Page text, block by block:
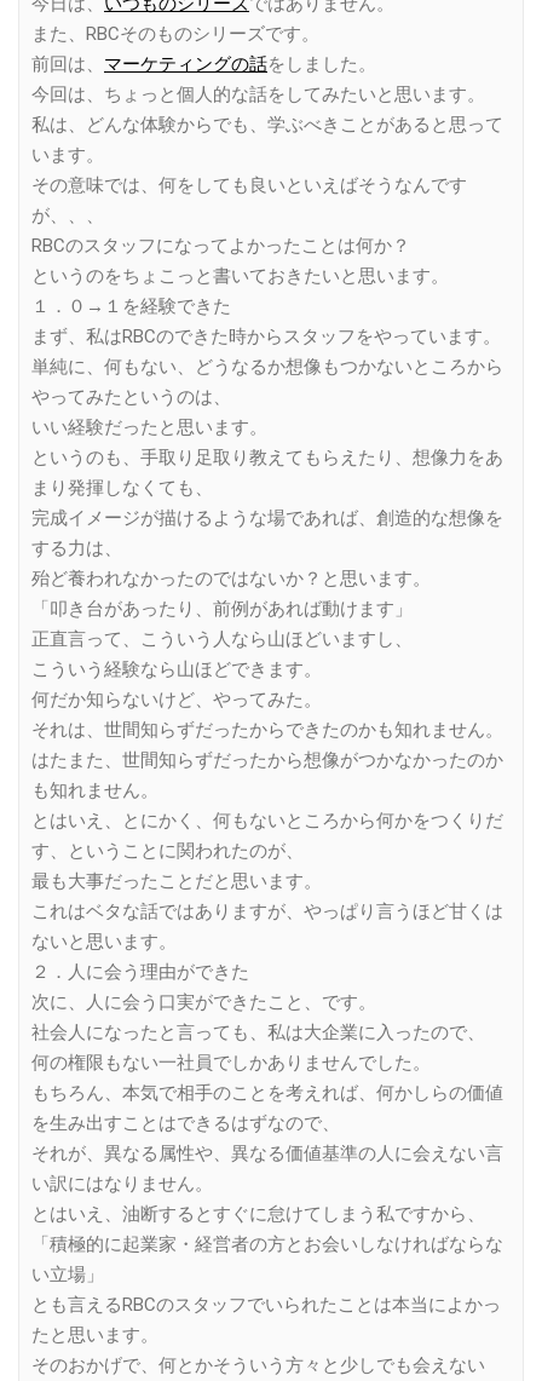
また、RBCそのものシリーズです。
前回は、 マーケティングの話をしました。
今回は、ちょっと個人的な話をしてみたいと思います。
私は、どんな体験からでも、学ぶべきことがあると思って
います。
その意味では、何をしても良いといえばそうなんです
が、、、
RBCのスタッフになってよかったことは何か？
というのをちょこっと書いておきたいと思います。
１．０→１を経験できた
まず、私はRBCのできた時からスタッフをやっています。
単純に、何もない、どうなるか想像もつかないところから
やってみたというのは、
いい経験だったと思います。
というのも、手取り足取り教えてもらえたり、想像力をあ
まり発揮しなくても、
完成イメージが描けるような場であれば、創造的な想像を
する力は、
殆ど養われなかったのではないか？と思います。
「叩き台があったり、前例があれば動けます」
正直言って、こういう人なら山ほどいますし、
こういう経験なら山ほどできます。
何だか知らないけど、やってみた。
それは、世間知らずだったからできたのかも知れません。
はたまた、世間知らずだったから想像がつかなかったのか
も知れません。
とはいえ、とにかく、何もないところから何かをつくりだ
す、ということに関われたのが、
最も大事だったことだと思います。
これはベタな話ではありますが、やっぱり言うほど甘くは
ないと思います。
２．人に会う理由ができた
次に、人に会う口実ができたこと、です。
社会人になったと言っても、私は大企業に入ったので、
何の権限もない一社員でしかありませんでした。
もちろん、本気で相手のことを考えれば、何かしらの価値
を生み出すことはできるはずなので、
それが、異なる属性や、異なる価値基準の人に会えない言
い訳にはなりません。
とはいえ、油断するとすぐに怠けてしまう私ですから、
「積極的に起業家・経営者の方とお会いしなければならな
い立場」
とも言えるRBCのスタッフでいられたことは本当によかっ
たと思います。
そのおかげで、何とかそういう方々と少しでも会えない